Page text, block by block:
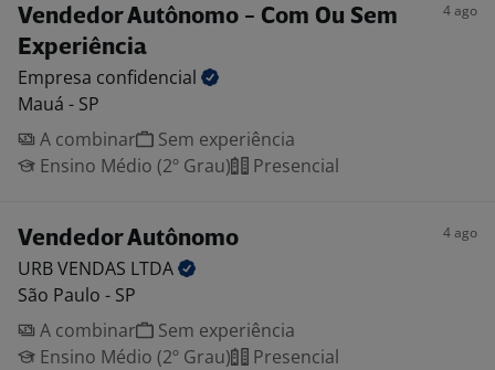
Vendedor Autônomo - Com Ou Sem
Experiência
4 ago
Empresa confidencial
Mauá - SP
A combinar
Sem experiência
Ensino Médio (2º Grau)
Presencial
Vendedor Autônomo 4 ago
URB VENDAS LTDA
São Paulo - SP
A combinar
Sem experiência
Ensino Médio (2º Grau)
Presencial